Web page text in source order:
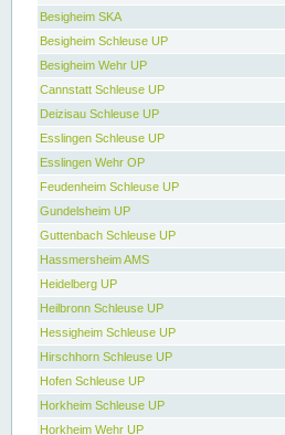
Besigheim SKA
Besigheim Schleuse UP
Besigheim Wehr UP
Cannstatt Schleuse UP
Deizisau Schleuse UP
Esslingen Schleuse UP
Esslingen Wehr OP
Feudenheim Schleuse UP
Gundelsheim UP
Guttenbach Schleuse UP
Hassmersheim AMS
Heidelberg UP
Heilbronn Schleuse UP
Hessigheim Schleuse UP
Hirschhorn Schleuse UP
Hofen Schleuse UP
Horkheim Schleuse UP
Horkheim Wehr UP